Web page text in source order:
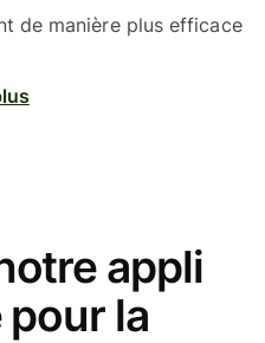
de manière plus efficace
appli
la